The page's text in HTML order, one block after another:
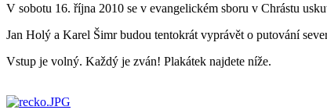
V sobotu 16. října 2010 se v evangelickém sboru v Chrástu
Jan Holý a Karel Šimr budou tentokrát vyprávět o putování
Vstup je volný. Každý je zván! Plakátek najdete níže.